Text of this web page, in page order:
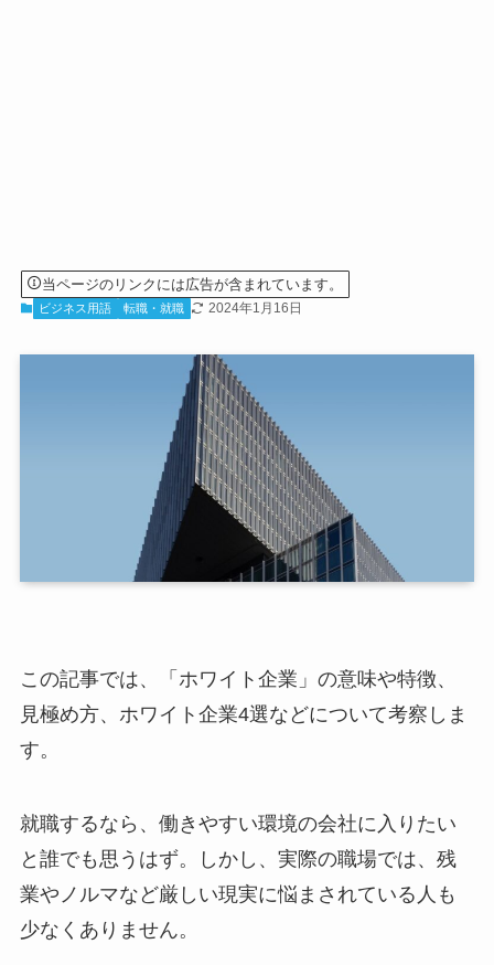
当ページのリンクには広告が含まれています。
ビジネス用語 転職・就職 2024年1月16日
この記事では、「ホワイト企業」の意味や特徴、
見極め方、ホワイト企業4選などについて考察しま
す。
就職するなら、働きやすい環境の会社に入りたい
と誰でも思うはず。しかし、実際の職場では、残
業やノルマなど厳しい現実に悩まされている人も
少なくありません。